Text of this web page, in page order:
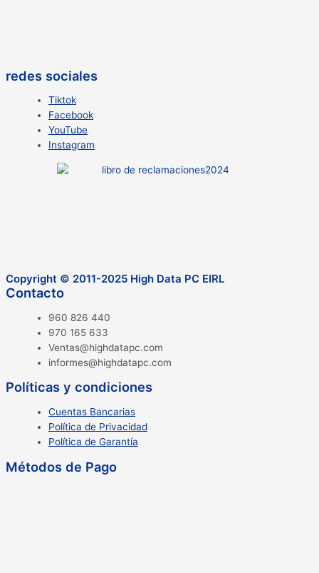
redes sociales
Tiktok
Facebook
YouTube
Instagram
Copyright © 2011-2025 High Data PC EIRL
Contacto
960 826 440
970 165 633
Ventas@highdatapc.com
informes@highdatapc.com
Políticas y condiciones
Cuentas Bancarias
Política de Privacidad
Política de Garantía
Métodos de Pago